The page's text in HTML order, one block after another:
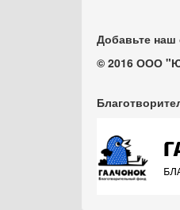
Добавьте наш
© 2016 ООО